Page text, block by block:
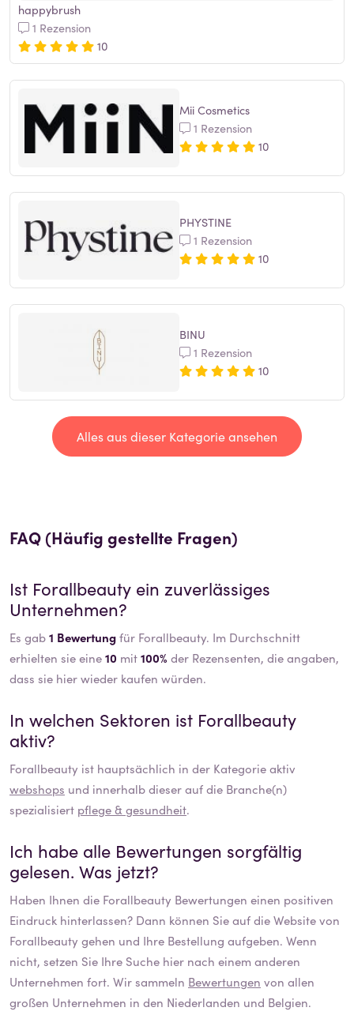
happybrush
1 Rezension
10
Mii Cosmetics
1 Rezension
10
PHYSTINE
1 Rezension
10
BINU
1 Rezension
10
Alles aus dieser Kategorie ansehen
FAQ (Häufig gestellte Fragen)
Ist Forallbeauty ein zuverlässiges
Unternehmen?
Es gab1 Bewertungfür Forallbeauty. Im Durchschnitt
erhielten sie eine10 mit100% der Rezensenten, die angaben,
dass sie hier wieder kaufen würden.
In welchen Sektoren ist Forallbeauty
aktiv?
Forallbeauty ist hauptsächlich in der Kategorie aktiv
webshops und innerhalb dieser auf die Branche(n)
spezialisiert pflege & gesundheit.
Ich habe alle Bewertungen sorgfältig
gelesen. Was jetzt?
Haben Ihnen die Forallbeauty Bewertungen einen positiven
Eindruck hinterlassen? Dann können Sie auf die Website von
Forallbeauty gehen und Ihre Bestellung aufgeben. Wenn
nicht, setzen Sie Ihre Suche hier nach einem anderen
Unternehmen fort. Wir sammeln Bewertungen von allen
großen Unternehmen in den Niederlanden und Belgien.